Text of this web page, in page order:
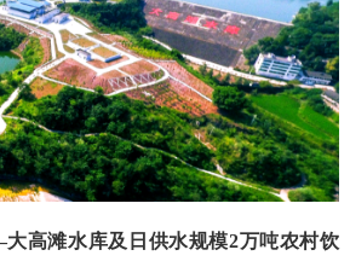
高滩水库及日供水规模2万吨农村饮